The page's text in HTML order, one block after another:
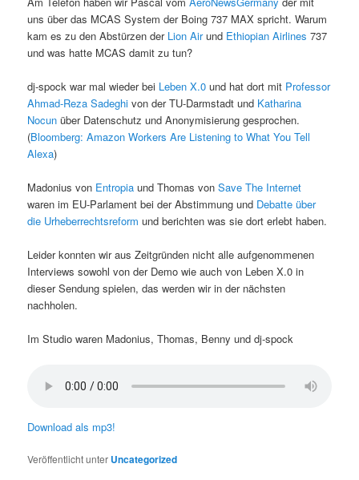
uns über das MCAS System der Boing 737 MAX spricht. Warum
kam es zu den Abstürzen der Lion Airund Ethiopian Airlines 737
und was hatte MCAS damit zu tun?
dj-spock war mal wieder bei Leben X.0 und hat dort mit Professor
Ahmad-Reza Sadeghi von der TU-Darmstadt und Katharina
Nocun über Datenschutz und Anonymisierung gesprochen.
(Bloomberg: Amazon Workers Are Listening to What You Tell
Alexa)
Madonius von Entropia und Thomas vonSave The Internet
waren im EU-Parlament bei der Abstimmung und Debatte über
die Urheberrechtsreform und berichten was sie dort erlebt haben.
Leider konnten wir aus Zeitgründen nicht alle aufgenommenen
Interviews sowohl von der Demo wie auch von Leben X.0 in
dieser Sendung spielen, das werden wir in der nächsten
nachholen.
Im Studio waren Madonius, Thomas, Benny und dj-spock
Download als mp3!
Veröffentlicht unter Uncategorized